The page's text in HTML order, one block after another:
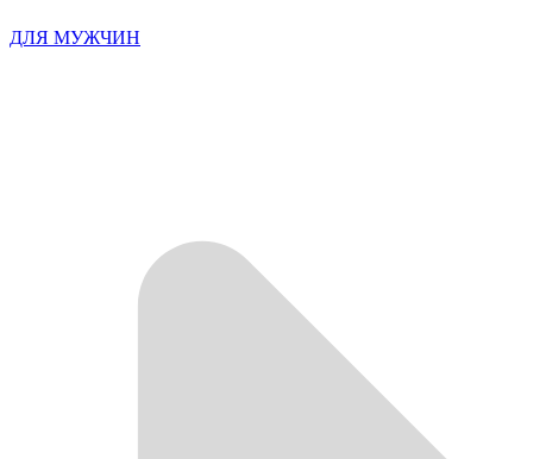
ДЛЯ МУЖЧИН